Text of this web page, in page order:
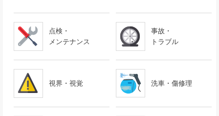
点検・
メンテナンス
事故・
トラブル
視界・視覚 洗車・傷修理